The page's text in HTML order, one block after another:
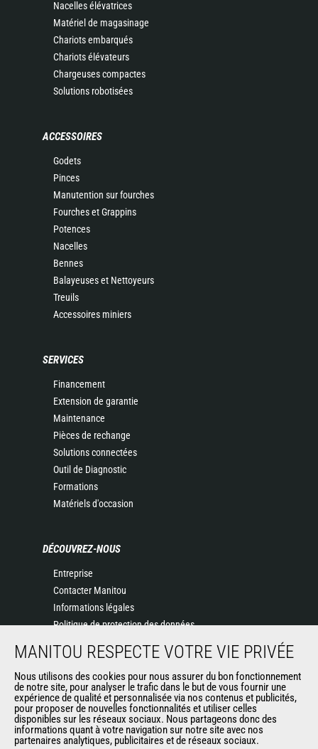
Nacelles élévatrices
Matériel de magasinage
Chariots embarqués
Chariots élévateurs
Chargeuses compactes
Solutions robotisées
ACCESSOIRES
Godets
Pinces
Manutention sur fourches
Fourches et Grappins
Potences
Nacelles
Bennes
Balayeuses et Nettoyeurs
Treuils
Accessoires miniers
SERVICES
Financement
Extension de garantie
Maintenance
Pièces de rechange
Solutions connectées
Outil de Diagnostic
Formations
Matériels d'occasion
DÉCOUVREZ-NOUS
Entreprise
Contacter Manitou
Informations légales
Politique de protection des données
Actualités
Historique
CGV Manitou BF
AUTRES SITES DU GROUPE
MANITOU RESPECTE VOTRE VIE PRIVÉE
Nous utilisons des cookies pour nous assurer du bon fonctionnement
de notre site, pour analyser le trafic dans le but de vous fournir une
expérience de qualité et personnalisée via nos contenus et publicités,
pour proposer de nouvelles fonctionnalités et utiliser celles
disponibles sur les réseaux sociaux. Nous partageons donc des
informations quant à votre navigation sur notre site avec nos
partenaires analytiques, publicitaires et de réseaux sociaux.